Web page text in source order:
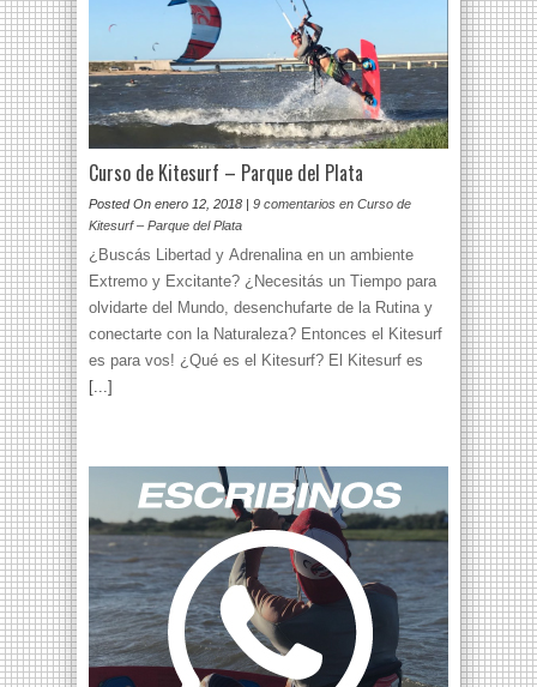
Curso de Kitesurf – Parque del Plata
Posted On enero 12, 2018 | 9 comentarios en Curso de
Kitesurf – Parque del Plata
¿Buscás Libertad y Adrenalina en un ambiente
Extremo y Excitante? ¿Necesitás un Tiempo para
olvidarte del Mundo, desenchufarte de la Rutina y
conectarte con la Naturaleza? Entonces el Kitesurf
es para vos! ¿Qué es el Kitesurf? El Kitesurf es
[...]